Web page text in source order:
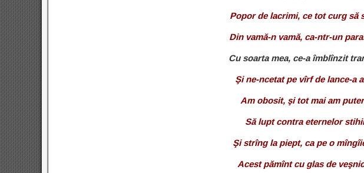
Popor de lacrimi, ce tot curg să
Din vamă-n vamă, ca-ntr-un
Cu soarta mea, ce-a îmblînzit
Şi ne-ncetat pe vîrf de lance-a
Am obosit, şi tot mai am
Să lupt contra eternelor stihii
Şi strîng la piept, ca pe o
Acest pămînt cu glas de